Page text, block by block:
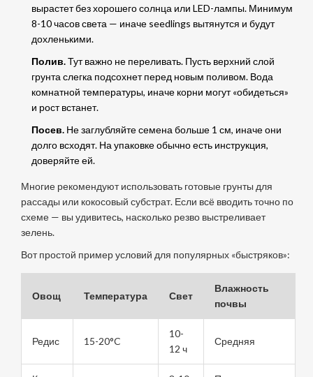
вырастет без хорошего солнца или LED-лампы. Минимум
8-10 часов света — иначе seedlings вытянутся и будут
дохленькими.
Полив.Тут важно не переливать. Пусть верхний слой
грунта слегка подсохнет перед новым поливом. Вода
комнатной температуры, иначе корни могут «обидеться»
и рост встанет.
Посев.Не заглубляйте семена больше 1 см, иначе они
долго всходят. На упаковке обычно есть инструкция,
доверяйте ей.
Многие рекомендуют использовать готовые грунты для
рассады или кокосовый субстрат. Если всё вводить точно по
схеме — вы удивитесь, насколько резво выстреливает
зелень.
Вот простой пример условий для популярных «быстряков»:
Овощ Температура Свет
Влажность
почвы
Редис 15-20°C
10-
12 ч
Средняя